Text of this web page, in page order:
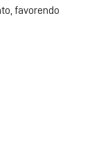
favorendo